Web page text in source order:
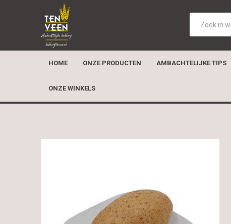
HOME ONZE PRODUCTEN AMBACHTELIJKE TIPS
ONZE WINKELS